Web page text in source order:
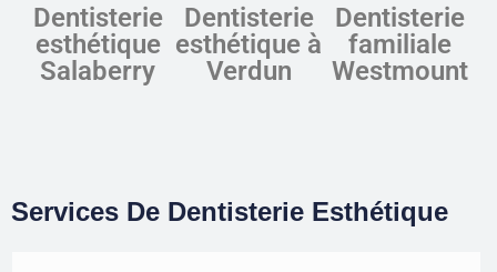
Dentisterie
esthétique
Salaberry
Dentisterie
esthétique à
Verdun
Dentisterie
familiale
Westmount
Services De Dentisterie Esthétique